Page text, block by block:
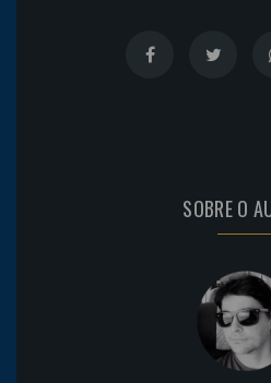
SOBRE O